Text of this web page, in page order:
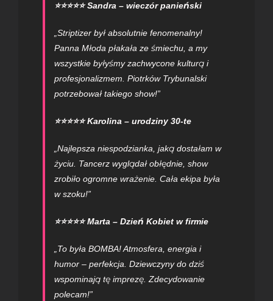
⭐⭐⭐⭐⭐ Sandra – wieczór panieński
„Striptizer był absolutnie fenomenalny!
Panna Młoda płakała ze śmiechu, a my
wszystkie byłyśmy zachwycone kulturą i
profesjonalizmem. Piotrków Trybunalski
potrzebował takiego show!”
⭐⭐⭐⭐⭐ Karolina – urodziny 30-te
„Najlepsza niespodzianka, jaką dostałam w
życiu. Tancerz wyglądał obłędnie, show
zrobiło ogromne wrażenie. Cała ekipa była
w szoku!”
⭐⭐⭐⭐⭐ Marta – Dzień Kobiet w firmie
„To była BOMBA! Atmosfera, energia i
humor – perfekcja. Dziewczyny do dziś
wspominają tę imprezę. Zdecydowanie
polecam!”